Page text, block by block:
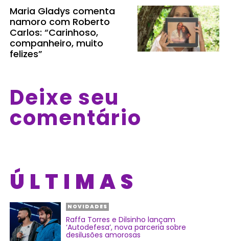
Maria Gladys comenta
namoro com Roberto
Carlos: “Carinhoso,
companheiro, muito
felizes”
Deixe seu
comentário
ÚLTIMAS
NOVIDADES
Raffa Torres e Dilsinho lançam
‘Autodefesa’, nova parceria sobre
desilusões amorosas